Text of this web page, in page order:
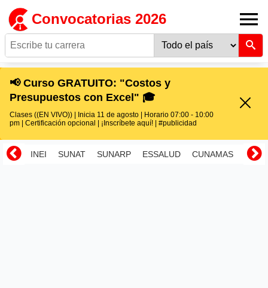
Convocatorias 2026
📢 Curso GRATUITO: "Costos y
Presupuestos con Excel" 🎓
Clases ((EN VIVO)) | Inicia 11 de agosto | Horario 07:00 - 10:00
pm | Certificación opcional | ¡Inscríbete aquí! | #publicidad
INEI SUNAT SUNARP ESSALUD CUNAMAS